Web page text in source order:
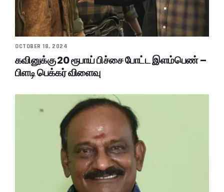
OCTOBER 18, 2024
கவினுக்கு 20 ரூபாய் பிச்சை போட்ட இளம்பெண் –
பிளடி பெக்கர் விளைவு